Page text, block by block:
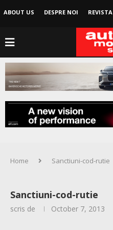
ABOUT US DESPRE NOI REVISTA
Home Sanctiuni-cod-rutie
Sanctiuni-cod-rutie
scris de October 7, 2013